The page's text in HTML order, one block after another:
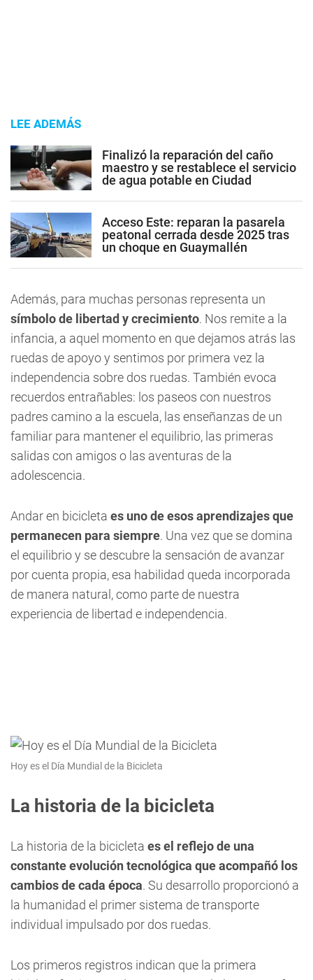
LEE ADEMÁS
Finalizó la reparación del caño
maestro y se restablece el servicio
de agua potable en Ciudad
Acceso Este: reparan la pasarela
peatonal cerrada desde 2025 tras
un choque en Guaymallén
Además, para muchas personas representa un
símbolo de libertad y crecimiento. Nos remite a la
infancia, a aquel momento en que dejamos atrás las
ruedas de apoyo y sentimos por primera vez la
independencia sobre dos ruedas. También evoca
recuerdos entrañables: los paseos con nuestros
padres camino a la escuela, las enseñanzas de un
familiar para mantener el equilibrio, las primeras
salidas con amigos o las aventuras de la
adolescencia.
Andar en bicicleta es uno de esos aprendizajes que
permanecen para siempre. Una vez que se domina
el equilibrio y se descubre la sensación de avanzar
por cuenta propia, esa habilidad queda incorporada
de manera natural, como parte de nuestra
experiencia de libertad e independencia.
Hoy es el Día Mundial de la Bicicleta
La historia de la bicicleta
La historia de la bicicleta es el reflejo de una
constante evolución tecnológica que acompañó los
cambios de cada época. Su desarrollo proporcionó a
la humanidad el primer sistema de transporte
individual impulsado por dos ruedas.
Los primeros registros indican que la primera